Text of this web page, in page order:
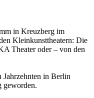
in Kreuzberg im
Kleinkunsttheatern: Die
Theater oder – von den
Jahrzehnten in Berlin
geworden.